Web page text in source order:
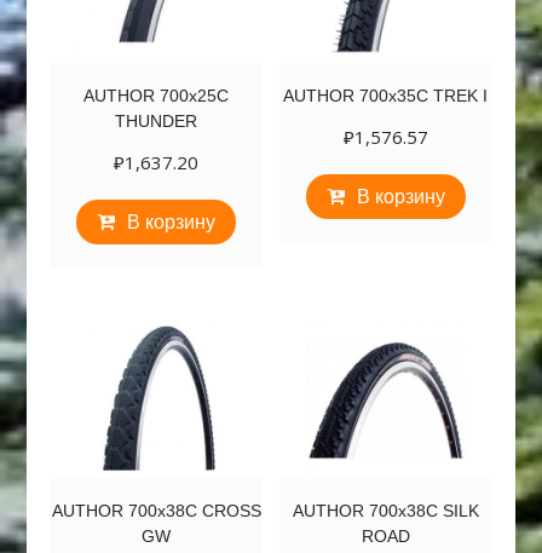
AUTHOR 700х25C
THUNDER
₽1,637.20
В корзину
AUTHOR 700х35C TREK I
₽1,576.57
В корзину
AUTHOR 700х38C CROSS
GW
AUTHOR 700х38C SILK
ROAD